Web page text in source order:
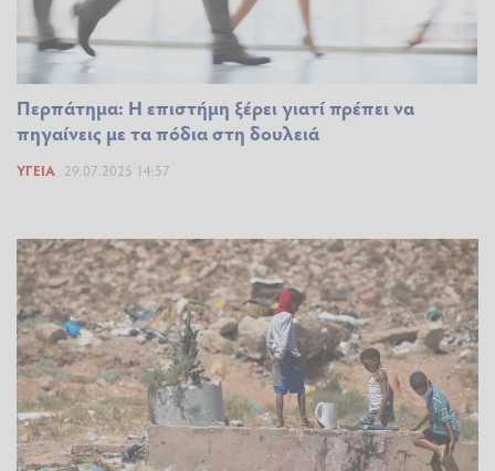
Περπάτημα: Η επιστήμη ξέρει γιατί πρέπει να
πηγαίνεις με τα πόδια στη δουλειά
ΥΓΕΊΑ 29.07.2025 14:57